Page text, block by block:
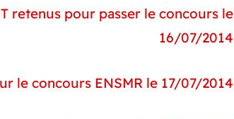
retenus pour passer le concours le
16/07/2014
le concours ENSMR le 17/07/2014